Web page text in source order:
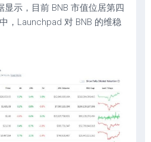
示，目前 BNB 市值位居第四
，Launchpad 对 BNB 的维稳